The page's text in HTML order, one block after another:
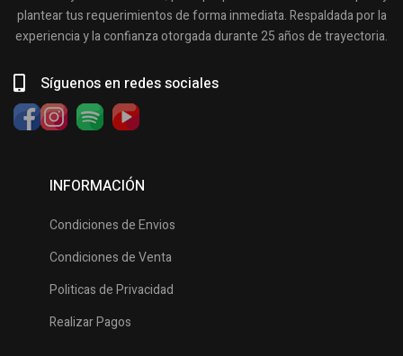
plantear tus requerimientos de forma inmediata. Respaldada por la
experiencia y la confianza otorgada durante 25 años de trayectoria.
Síguenos en redes sociales
INFORMACIÓN
Condiciones de Envios
Condiciones de Venta
Politicas de Privacidad
Realizar Pagos